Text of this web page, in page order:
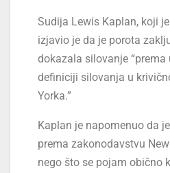
Sudija Lewis Kaplan, koji
izjavio je da je porota
dokazala silovanje “prema
definiciji silovanja u
Yorka.”
Kaplan je napomenuo da
prema zakonodavstvu
nego što se pojam obično